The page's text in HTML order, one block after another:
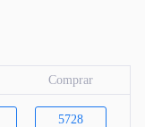
Comprar
5728